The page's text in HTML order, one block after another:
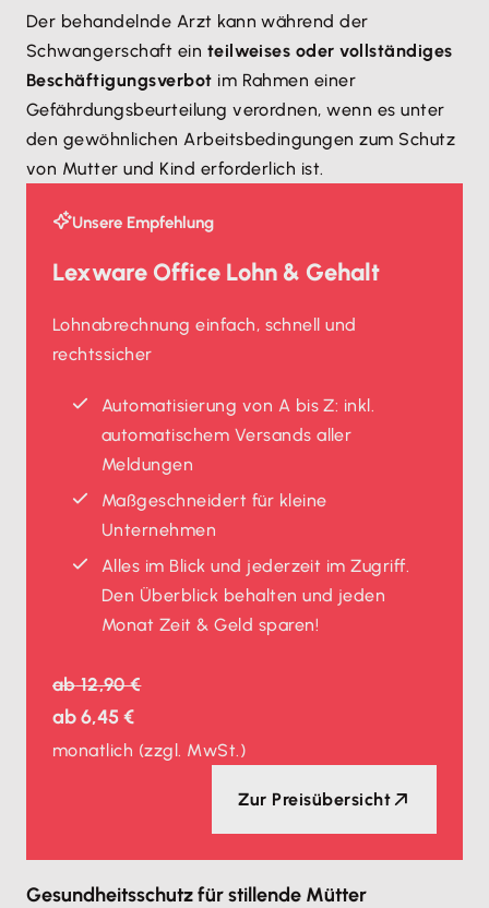
Der behandelnde Arzt kann während der
Schwangerschaft ein teilweises oder vollständiges
Beschäftigungsverbot im Rahmen einer
Gefährdungsbeurteilung verordnen, wenn es unter
den gewöhnlichen Arbeitsbedingungen zum Schutz
von Mutter und Kind erforderlich ist.
Unsere Empfehlung
Lexware Office Lohn & Gehalt
Lohnabrechnung einfach, schnell und
rechtssicher
Automatisierung von A bis Z: inkl.
automatischem Versands aller
Meldungen
Maßgeschneidert für kleine
Unternehmen
Alles im Blick und jederzeit im Zugriff.
Den Überblick behalten und jeden
Monat Zeit & Geld sparen!
ab12,90 €
ab6,45 €
monatlich (zzgl. MwSt.)
Zur Preisübersicht
Gesundheitsschutz für stillende Mütter